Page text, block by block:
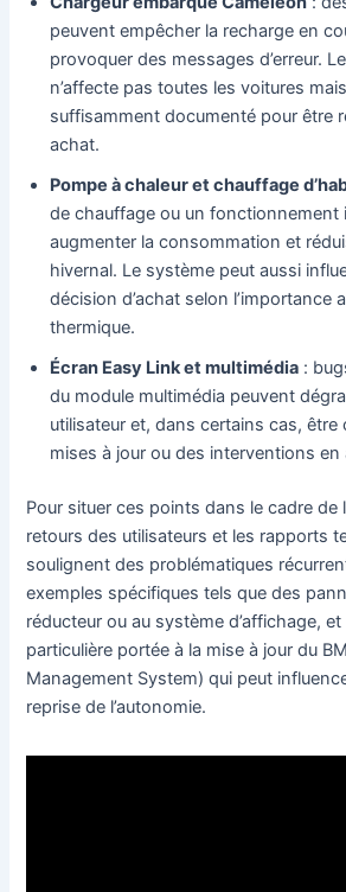
peuvent empêcher la recharge en
provoquer des messages d’erreur.
n’affecte pas toutes les voitures
suffisamment documenté pour être
achat.
Pompe à chaleur et chauffage
de chauffage ou un fonctionnement
augmenter la consommation et
hivernal. Le système peut aussi
décision d’achat selon l’importance
thermique.
Écran Easy Link et multimédia :
du module multimédia peuvent
utilisateur et, dans certains cas, être
mises à jour ou des interventions en
Pour situer ces points dans le cadre de
retours des utilisateurs et les rapports
soulignent des problématiques
exemples spécifiques tels que des
réducteur ou au système d’affichage,
particulière portée à la mise à jour du
Management System) qui peut
reprise de l’autonomie.